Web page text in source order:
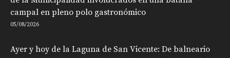
campal en pleno polo gastronómico
05/08/2026
Ayer y hoy de la Laguna de San Vicente: De balneario